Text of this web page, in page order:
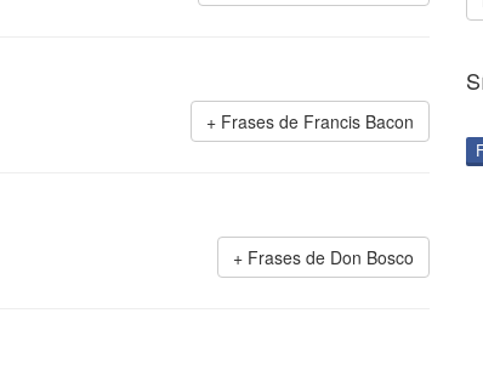
Frases de Francis Bacon
Frases de Don Bosco